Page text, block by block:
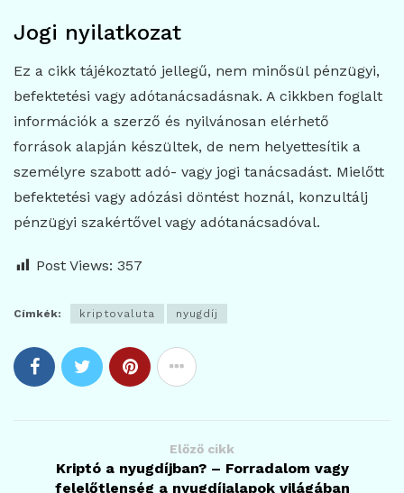
Jogi nyilatkozat
Ez a cikk tájékoztató jellegű, nem minősül pénzügyi,
befektetési vagy adótanácsadásnak. A cikkben foglalt
információk a szerző és nyilvánosan elérhető
források alapján készültek, de nem helyettesítik a
személyre szabott adó- vagy jogi tanácsadást. Mielőtt
befektetési vagy adózási döntést hoznál, konzultálj
pénzügyi szakértővel vagy adótanácsadóval.
Post Views: 357
Címkék: kriptovaluta nyugdíj
Előző cikk
Kriptó a nyugdíjban? – Forradalom vagy
felelőtlenség a nyugdíjalapok világában